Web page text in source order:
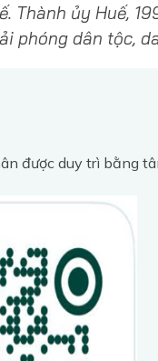
Thành ủy Huế,
phóng dân tộc,
được duy trì bằng